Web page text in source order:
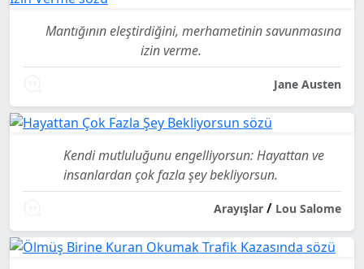
Mantığının eleştirdiğini, merhametinin savunmasına
izin verme.
Jane Austen
Kendi mutluluğunu engelliyorsun: Hayattan ve
insanlardan çok fazla şey bekliyorsun.
Arayışlar / Lou Salome